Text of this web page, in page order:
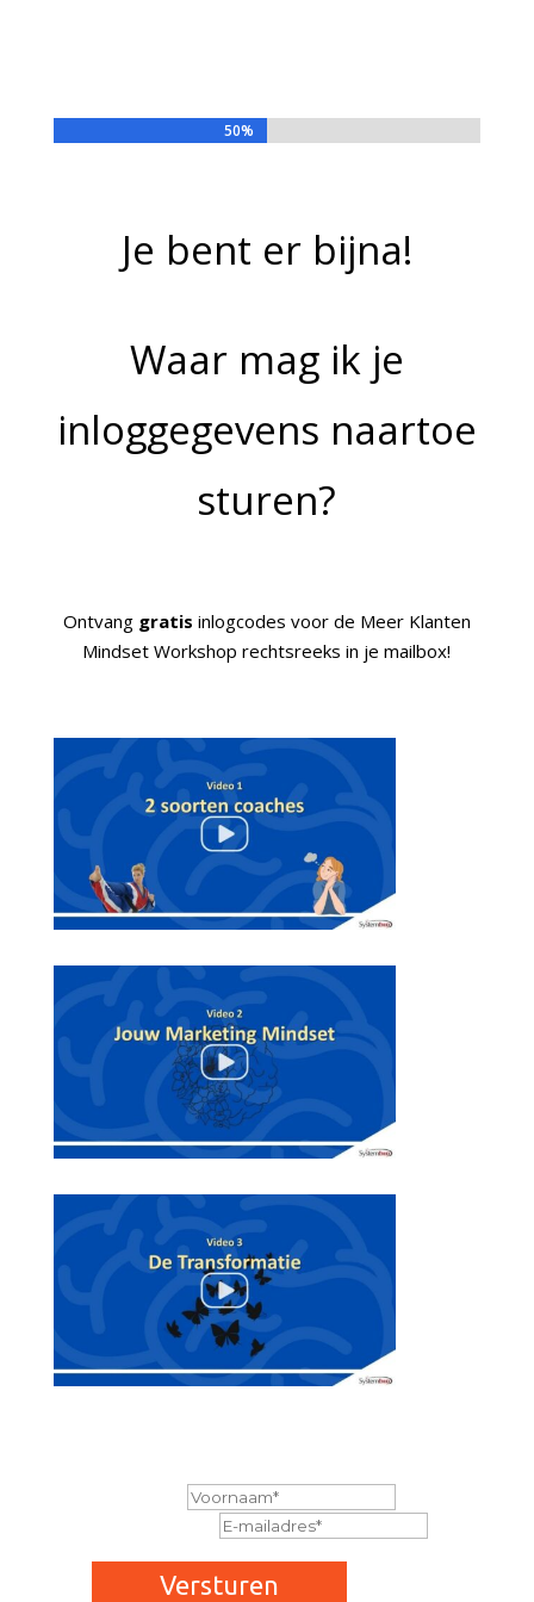
50%
50%
Je bent er bijna!
Waar mag ik je
inloggegevens naartoe
sturen?
Ontvang gratis inlogcodes voor de Meer Klanten
Mindset Workshop rechtsreeks in je mailbox!
Versturen